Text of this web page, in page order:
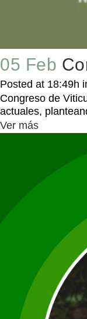
05 Feb
Posted at 18:49h
Congreso de
actuales,
Ver más